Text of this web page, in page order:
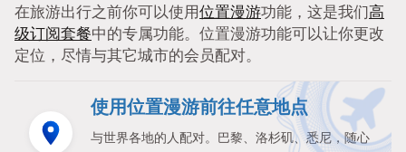
在旅游出行之前你可以使用位置漫游功能，这是我们高
级订阅套餐中的专属功能。位置漫游功能可以让你更改
定位，尽情与其它城市的会员配对。
使用位置漫游前往任意地点
与世界各地的人配对。巴黎、洛杉矶、悉尼，随心